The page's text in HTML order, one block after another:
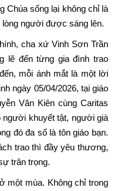
Chúa sống lại không chỉ là
lòng người được sáng lên.
cha xứ Vinh Sơn Trần
lẽ đến từng gia đình trao
mỗi ánh mắt là một lời
ngày 05/04/2026, tại giáo
Văn Kiên cùng Caritas
người khuyết tật, người già
đó đa số là tôn giáo bạn.
trao thì đầy yêu thương,
trân trọng.
một mùa. Không chỉ trong